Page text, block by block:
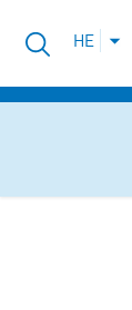
פתיחת
תפריט
HE